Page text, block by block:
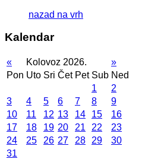
nazad na vrh
Kalendar
« Kolovoz 2026.
»
Pon Uto Sri Čet Pet Sub Ned
1
2
3
4 5 6 7 8
9
10
11 12 13 14 15
16
17
18 19 20 21 22
23
24
25 26 27 28 29
30
31